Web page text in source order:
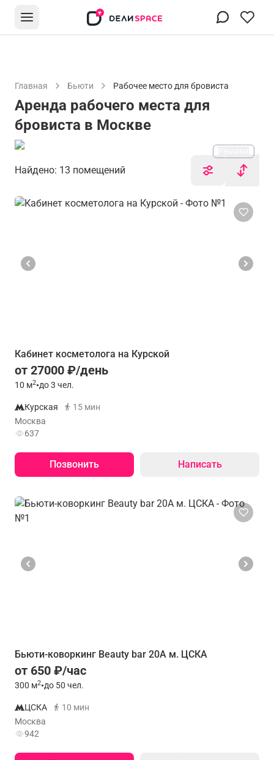
Главная Бьюти Рабочее место для бровиста
Аренда рабочего места для
бровиста в Москве
Найдено: 13 помещений
Кабинет косметолога на Курской
от 27000 ₽/день
10 м2•до 3 чел.
Курская
15 мин
Москва
637
Позвонить Написать
Бьюти-коворкинг Beauty bar 20A м. ЦСКА
от 650 ₽/час
300 м2•до 50 чел.
ЦСКА
10 мин
Москва
942